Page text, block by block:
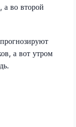
а во второй
а вот утром